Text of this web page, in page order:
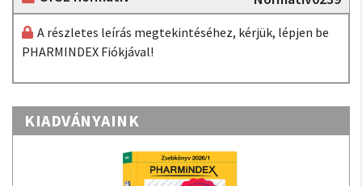
A részletes leírás megtekintéséhez, kérjük, lépjen be
PHARMINDEX Fiókjával!
KIADVÁNYAINK